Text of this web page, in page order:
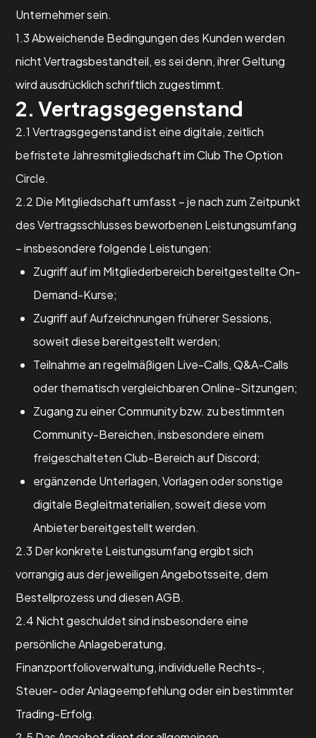
Unternehmer sein.
1.3 Abweichende Bedingungen des Kunden werden
nicht Vertragsbestandteil, es sei denn, ihrer Geltung
wird ausdrücklich schriftlich zugestimmt.
2. Vertragsgegenstand
2.1 Vertragsgegenstand ist eine digitale, zeitlich
befristete Jahresmitgliedschaft im Club The Option
Circle.
2.2 Die Mitgliedschaft umfasst – je nach zum Zeitpunkt
des Vertragsschlusses beworbenen Leistungsumfang
– insbesondere folgende Leistungen:
Zugriff auf im Mitgliederbereich bereitgestellte On-
Demand-Kurse;
Zugriff auf Aufzeichnungen früherer Sessions,
soweit diese bereitgestellt werden;
Teilnahme an regelmäßigen Live-Calls, Q&A-Calls
oder thematisch vergleichbaren Online-Sitzungen;
Zugang zu einer Community bzw. zu bestimmten
Community-Bereichen, insbesondere einem
freigeschalteten Club-Bereich auf Discord;
ergänzende Unterlagen, Vorlagen oder sonstige
digitale Begleitmaterialien, soweit diese vom
Anbieter bereitgestellt werden.
2.3 Der konkrete Leistungsumfang ergibt sich
vorrangig aus der jeweiligen Angebotsseite, dem
Bestellprozess und diesen AGB.
2.4 Nicht geschuldet sind insbesondere eine
persönliche Anlageberatung,
Finanzportfolioverwaltung, individuelle Rechts-,
Steuer- oder Anlageempfehlung oder ein bestimmter
Trading-Erfolg.